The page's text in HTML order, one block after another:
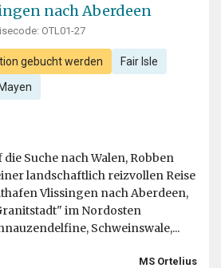
nach Aberdeen
OTL01-27
gebucht werden Fair Isle
Suche nach Walen, Robben
landschaftlich reizvollen Reise
Vlissingen nach Aberdeen,
im Nordosten
Schweinswale,...
MS Ortelius